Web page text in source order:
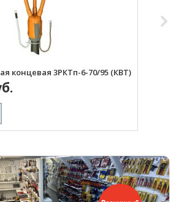
концевая 3РКТп-6-70/95 (КВТ)